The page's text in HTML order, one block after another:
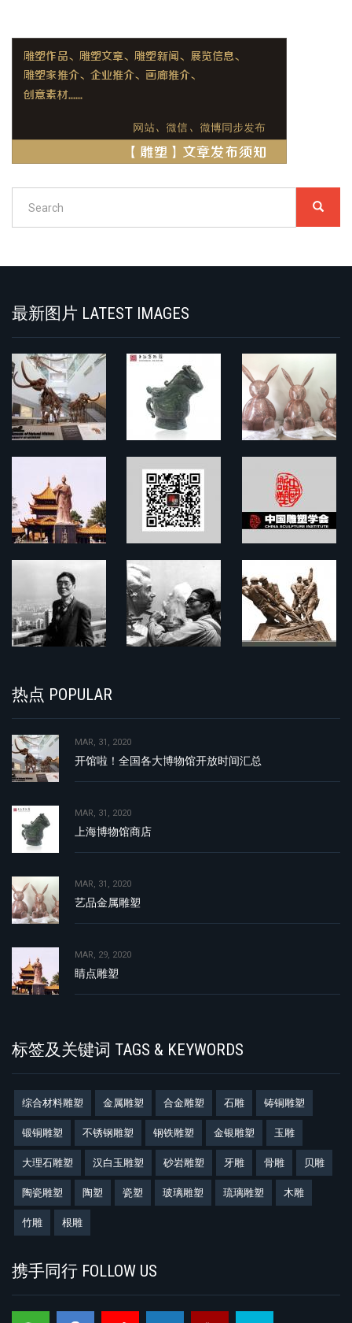
最新图片 LATEST IMAGES
热点 POPULAR
MAR, 31, 2020
开馆啦！全国各大博物馆开放时间汇总
MAR, 31, 2020
上海博物馆商店
MAR, 31, 2020
艺品金属雕塑
MAR, 29, 2020
睛点雕塑
标签及关键词 TAGS & KEYWORDS
综合材料雕塑 金属雕塑 合金雕塑 石雕 铸铜雕塑
锻铜雕塑 不锈钢雕塑 钢铁雕塑 金银雕塑 玉雕
大理石雕塑 汉白玉雕塑 砂岩雕塑 牙雕 骨雕 贝雕
陶瓷雕塑 陶塑 瓷塑 玻璃雕塑 琉璃雕塑 木雕
竹雕 根雕
携手同行 FOLLOW US